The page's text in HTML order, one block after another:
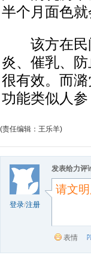
半个月面色就
该方在民间
炎、催乳、
很有效。而
功能类似人
(责任编辑：王乐羊)
登录/注册
发表给力评
表情